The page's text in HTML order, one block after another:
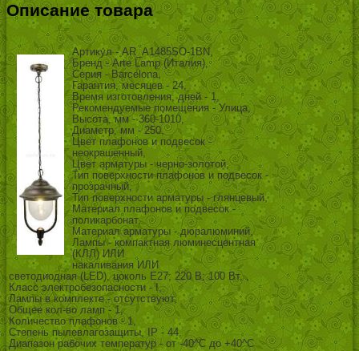
Описание товара
Артикул - AR_A1485SO-1BN,
Бренд - Arte Lamp (Италия),
Серия - Barcelona,
Гарантия, месяцев - 24,
Время изготовления, дней - 1,
Рекомендуемые помещения - Улица,
Высота, мм - 360-1010,
Диаметр, мм - 250,
Цвет плафонов и подвесок -
неокрашенный,
Цвет арматуры - черно-золотой,
Тип поверхности плафонов и подвесок -
прозрачный,
Тип поверхности арматуры - глянцевый,
Материал плафонов и подвесок -
поликарбонат,
Материал арматуры - дюралюминий,
Лампы - компактная люминесцентная
(КЛЛ) ИЛИ
накаливания ИЛИ
светодиодная (LED), цоколь E27; 220 В; 100 Вт, ,
Класс электробезопасности - I,
Лампы в комплекте - отсутствуют,
Общее кол-во ламп - 1,
Количество плафонов - 1,
Степень пылевлагозащиты, IP - 44,
Диапазон рабочих температур - от -40^C до +40^C